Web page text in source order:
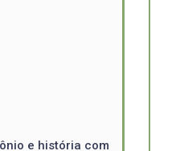
e história com